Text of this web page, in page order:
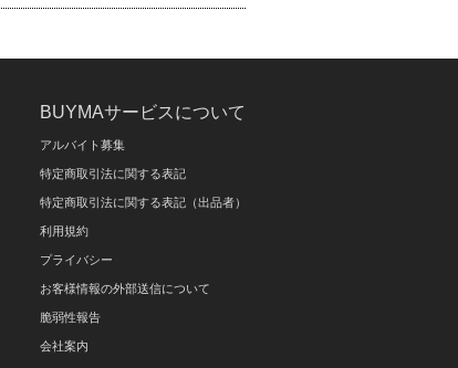
BUYMAサービスについて
アルバイト募集
特定商取引法に関する表記
特定商取引法に関する表記（出品者）
利用規約
プライバシー
お客様情報の外部送信について
脆弱性報告
会社案内